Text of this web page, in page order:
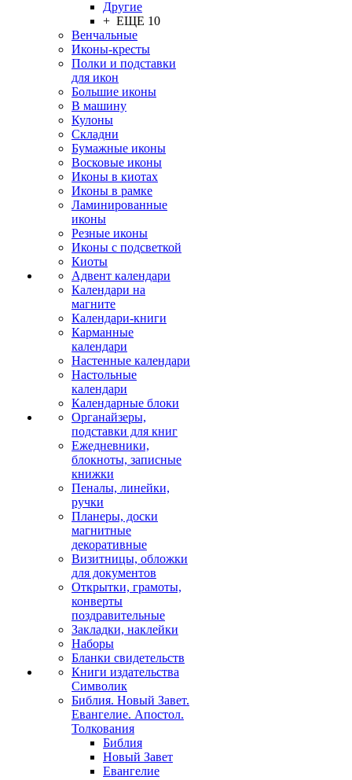
Другие
+ ЕЩЕ 10
Венчальные
Иконы-кресты
Полки и подставки
для икон
Большие иконы
В машину
Кулоны
Складни
Бумажные иконы
Восковые иконы
Иконы в киотах
Иконы в рамке
Ламинированные
иконы
Резные иконы
Иконы с подсветкой
Киоты
Адвент календари
Календари на
магните
Календари-книги
Карманные
календари
Настенные календари
Настольные
календари
Календарные блоки
Органайзеры,
подставки для книг
Ежедневники,
блокноты, записные
книжки
Пеналы, линейки,
ручки
Планеры, доски
магнитные
декоративные
Визитницы, обложки
для документов
Открытки, грамоты,
конверты
поздравительные
Закладки, наклейки
Наборы
Бланки свидетельств
Книги издательства
Символик
Библия. Новый Завет.
Евангелие. Апостол.
Толкования
Библия
Новый Завет
Евангелие